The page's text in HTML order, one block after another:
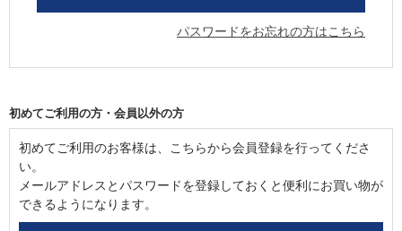
パスワードをお忘れの方はこちら
初めてご利用の方・会員以外の方
初めてご利用のお客様は、こちらから会員登録を行ってくださ
い。
メールアドレスとパスワードを登録しておくと便利にお買い物が
できるようになります。